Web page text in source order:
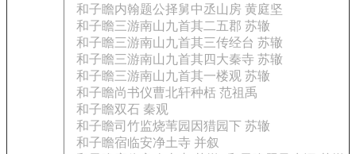
和子瞻内翰题公择舅中丞山房 黄庭坚
和子瞻三游南山九首其二五郡 苏辙
和子瞻三游南山九首其三传经台 苏辙
和子瞻三游南山九首其四大秦寺 苏辙
和子瞻三游南山九首其一楼观 苏辙
和子瞻尚书仪曹北轩种栝 范祖禹
和子瞻双石 秦观
和子瞻司竹监烧苇园因猎园下 苏辙
和子瞻宿临安净土寺 并叙